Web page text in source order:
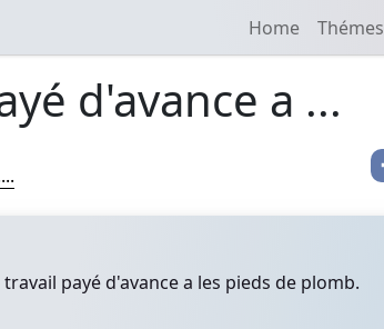
Home Thémes
d'avance a ...
travail payé d'avance a les pieds de plomb.